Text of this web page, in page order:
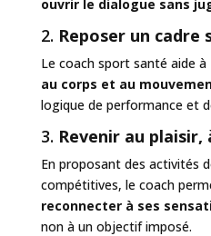
ouvrir le dialogue sans
2. Reposer un cadre
Le coach sport santé aide à
au corps et au
logique de performance et
3. Revenir au plaisir,
En proposant des activités
compétitives, le coach
reconnecter à ses
non à un objectif imposé.